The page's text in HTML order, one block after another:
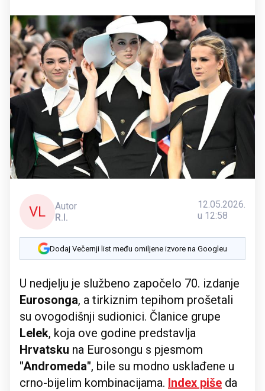
VL
Autor
R.I.
12.05.2026.
u 12:58
Dodaj Večernji list među omiljene izvore na Googleu
U nedjelju je službeno započelo 70. izdanje
Eurosonga, a tirkiznim tepihom prošetali
su ovogodišnji sudionici. Članice grupe
Lelek, koja ove godine predstavlja
Hrvatsku na Eurosongu s pjesmom
"Andromeda", bile su modno usklađene u
crno-bijelim kombinacijama. Index piše da